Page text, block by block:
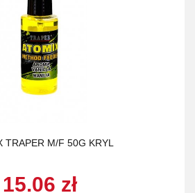
TRAPER M/F 50G KRYL
15.06 zł